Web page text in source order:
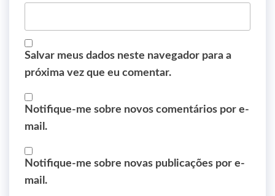
Salvar meus dados neste navegador para a
próxima vez que eu comentar.
Notifique-me sobre novos comentários por e-
mail.
Notifique-me sobre novas publicações por e-
mail.